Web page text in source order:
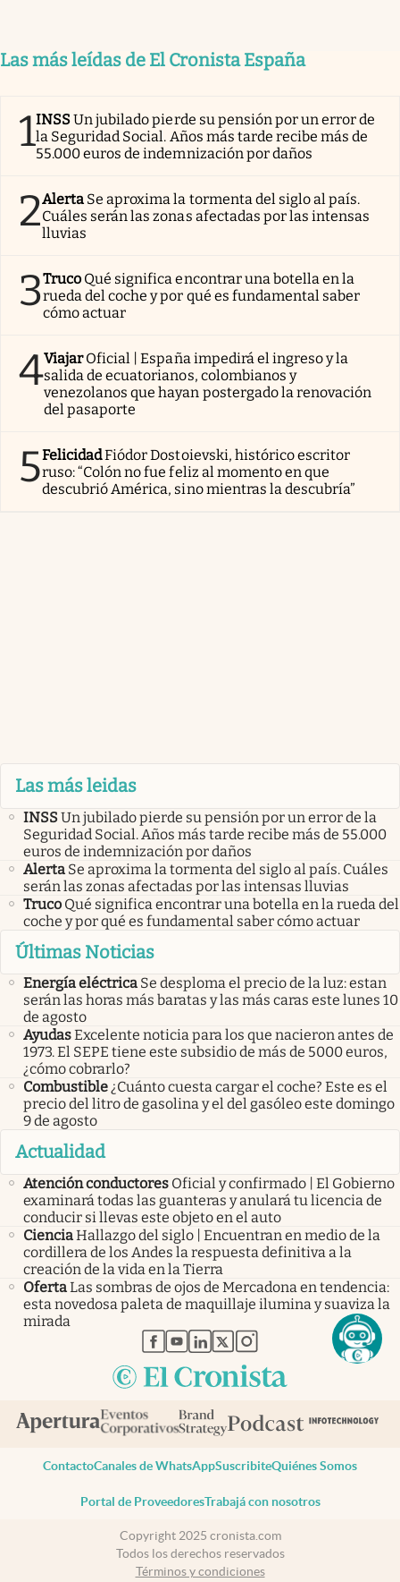
Las más leídas de El Cronista España
1INSSUn jubilado pierde su pensión por un error de
la Seguridad Social. Años más tarde recibe más de
55.000 euros de indemnización por daños
2Alerta Se aproxima la tormenta del siglo al país.
Cuáles serán las zonas afectadas por las intensas
lluvias
3Truco Qué significa encontrar una botella en la
rueda del coche y por qué es fundamental saber
cómo actuar
4Viajar Oficial | España impedirá el ingreso y la
salida de ecuatorianos, colombianos y
venezolanos que hayan postergado la renovación
del pasaporte
5FelicidadFiódor Dostoievski, histórico escritor
ruso: “Colón no fue feliz al momento en que
descubrió América, sino mientras la descubría”
Las más leidas
INSSUn jubilado pierde su pensión por un error de la
Seguridad Social. Años más tarde recibe más de 55.000
euros de indemnización por daños
Alerta Se aproxima la tormenta del siglo al país. Cuáles
serán las zonas afectadas por las intensas lluvias
Truco Qué significa encontrar una botella en la rueda del
coche y por qué es fundamental saber cómo actuar
Últimas Noticias
Energía eléctrica Se desploma el precio de la luz: estan
serán las horas más baratas y las más caras este lunes 10
de agosto
AyudasExcelente noticia para los que nacieron antes de
1973. El SEPE tiene este subsidio de más de 5000 euros,
¿cómo cobrarlo?
Combustible¿Cuánto cuesta cargar el coche? Este es el
precio del litro de gasolina y el del gasóleo este domingo
9 de agosto
Actualidad
Atención conductores Oficial y confirmado | El Gobierno
examinará todas las guanteras y anulará tu licencia de
conducir si llevas este objeto en el auto
CienciaHallazgo del siglo | Encuentran en medio de la
cordillera de los Andes la respuesta definitiva a la
creación de la vida en la Tierra
OfertaLas sombras de ojos de Mercadona en tendencia:
esta novedosa paleta de maquillaje ilumina y suaviza la
mirada
abre en nueva pestaña
abre en nueva pestaña
abre en nueva pestaña
abre en nueva pestaña
abre en nueva pestaña
ContactoCanales de WhatsAppSuscribiteQuiénes Somos
Portal de ProveedoresTrabajá con nosotros
Copyright 2025 cronista.com
Todos los derechos reservados
Términos y condiciones